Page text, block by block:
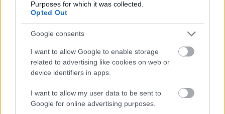
Purposes for which it was collected.
Opted Out
Google consents
I want to allow Google to enable storage
related to advertising like cookies on web or
device identifiers in apps.
I want to allow my user data to be sent to
Google for online advertising purposes.
Haj: Radván Simon
Tedd! & Ne Tedd! melléklettel, és ajándék
körömlakk alakú szövegkiemelővel már kapható
az újságosoknál!